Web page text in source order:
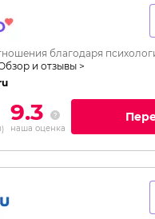
благодаря
и отзывы >
)
9.3
наша оценка